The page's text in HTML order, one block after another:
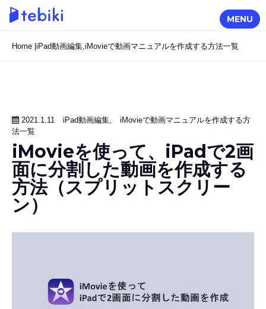
MENU
Home iPad動画編集,iMovieで動画マニュアルを作成する方法一覧
2021.1.11 iPad動画編集,
iMovieで動画マニュアルを作成する方
法一覧
iMovieを使って、iPadで2画
面に分割した動画を作成する
方法（スプリットスクリー
ン）